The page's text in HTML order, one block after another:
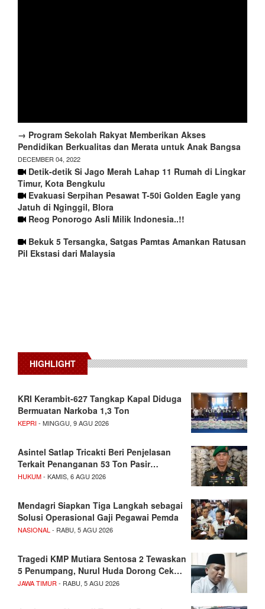
→ Program Sekolah Rakyat Memberikan Akses
Pendidikan Berkualitas dan Merata untuk Anak Bangsa
DECEMBER 04, 2022
Detik-detik Si Jago Merah Lahap 11 Rumah di Lingkar
Timur, Kota Bengkulu
Evakuasi Serpihan Pesawat T-50i Golden Eagle yang
Jatuh di Nginggil, Blora
Reog Ponorogo Asli Milik Indonesia..!!
Bekuk 5 Tersangka, Satgas Pamtas Amankan Ratusan
Pil Ekstasi dari Malaysia
HIGHLIGHT
KRI Kerambit-627 Tangkap Kapal Diduga
Bermuatan Narkoba 1,3 Ton
KEPRI- MINGGU, 9 AGU 2026
Asintel Satlap Tricakti Beri Penjelasan
Terkait Penanganan 53 Ton Pasir…
HUKUM- KAMIS, 6 AGU 2026
Mendagri Siapkan Tiga Langkah sebagai
Solusi Operasional Gaji Pegawai Pemda
NASIONAL - RABU, 5 AGU 2026
Tragedi KMP Mutiara Sentosa 2 Tewaskan
5 Penumpang, Nurul Huda Dorong Cek…
JAWA TIMUR - RABU, 5 AGU 2026